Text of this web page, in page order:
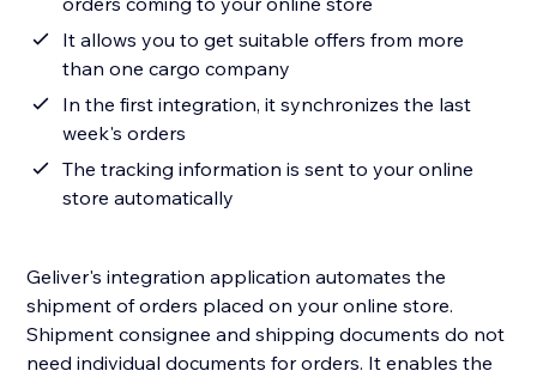
It allows you to get suitable offers from more
than one cargo company
In the first integration, it synchronizes the last
week's orders
The tracking information is sent to your online
store automatically
Geliver's integration application automates the
shipment of orders placed on your online store.
Shipment consignee and shipping documents do not
need individual documents for orders. It enables the